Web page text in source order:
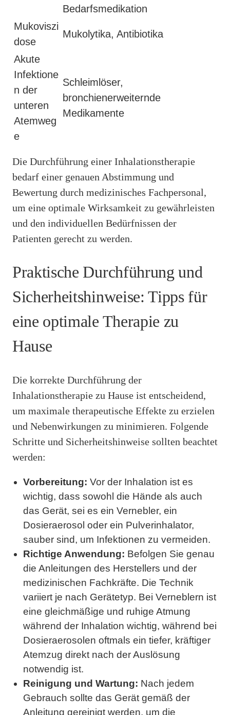
Bedarfsmedikation
Mukoviszi
dose
Mukolytika, Antibiotika
Akute
Infektione
n der
unteren
Atemweg
e
Schleimlöser,
bronchienerweiternde
Medikamente
Die Durchführung einer Inhalationstherapie
bedarf einer genauen Abstimmung und
Bewertung durch medizinisches Fachpersonal,
um eine optimale Wirksamkeit zu gewährleisten
und den individuellen Bedürfnissen der
Patienten gerecht zu werden.
Praktische Durchführung und
Sicherheitshinweise: Tipps für
eine optimale Therapie zu
Hause
Die korrekte Durchführung der
Inhalationstherapie zu Hause ist entscheidend,
um maximale therapeutische Effekte zu erzielen
und Nebenwirkungen zu minimieren. Folgende
Schritte und Sicherheitshinweise sollten beachtet
werden:
Vorbereitung: Vor der Inhalation ist es
wichtig, dass sowohl die Hände als auch
das Gerät, sei es ein Vernebler, ein
Dosieraerosol oder ein Pulverinhalator,
sauber sind, um Infektionen zu vermeiden.
Richtige Anwendung: Befolgen Sie genau
die Anleitungen des Herstellers und der
medizinischen Fachkräfte. Die Technik
variiert je nach Gerätetyp. Bei Verneblern ist
eine gleichmäßige und ruhige Atmung
während der Inhalation wichtig, während bei
Dosieraerosolen oftmals ein tiefer, kräftiger
Atemzug direkt nach der Auslösung
notwendig ist.
Reinigung und Wartung: Nach jedem
Gebrauch sollte das Gerät gemäß der
Anleitung gereinigt werden, um die